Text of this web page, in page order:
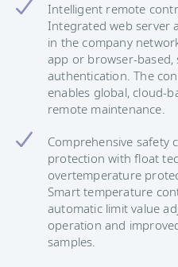
Intelligent remote
Integrated web server
in the company
app or browser-
authentication. The
enables global, cloud-
remote maintenance.
Comprehensive safety
protection with float
overtemperature
Smart temperature
automatic limit value
operation and
samples.